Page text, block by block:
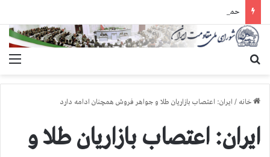
خانه / ایران: اعتصاب بازاریان طلا و جواهر فروش همچنان ادامه دارد
ایران: اعتصاب بازاریان طلا و